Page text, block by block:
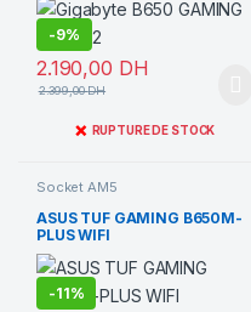
-9%
2.190,00 DH
2.399,00DH
❌ RUPTURE DE STOCK
Socket AM5
ASUS TUF GAMING B650M-
PLUS WIFI
-11%